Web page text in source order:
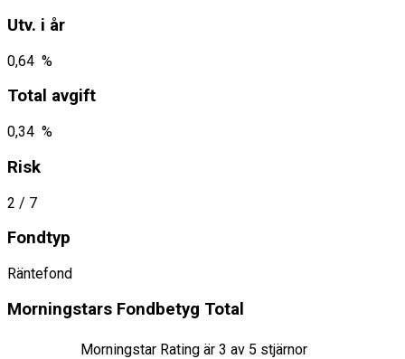
Utv. i år
0,64 %
Total avgift
0,34 %
Risk
2 / 7
Fondtyp
Räntefond
Morningstars Fondbetyg Total
Morningstar Rating är 3 av 5 stjärnor